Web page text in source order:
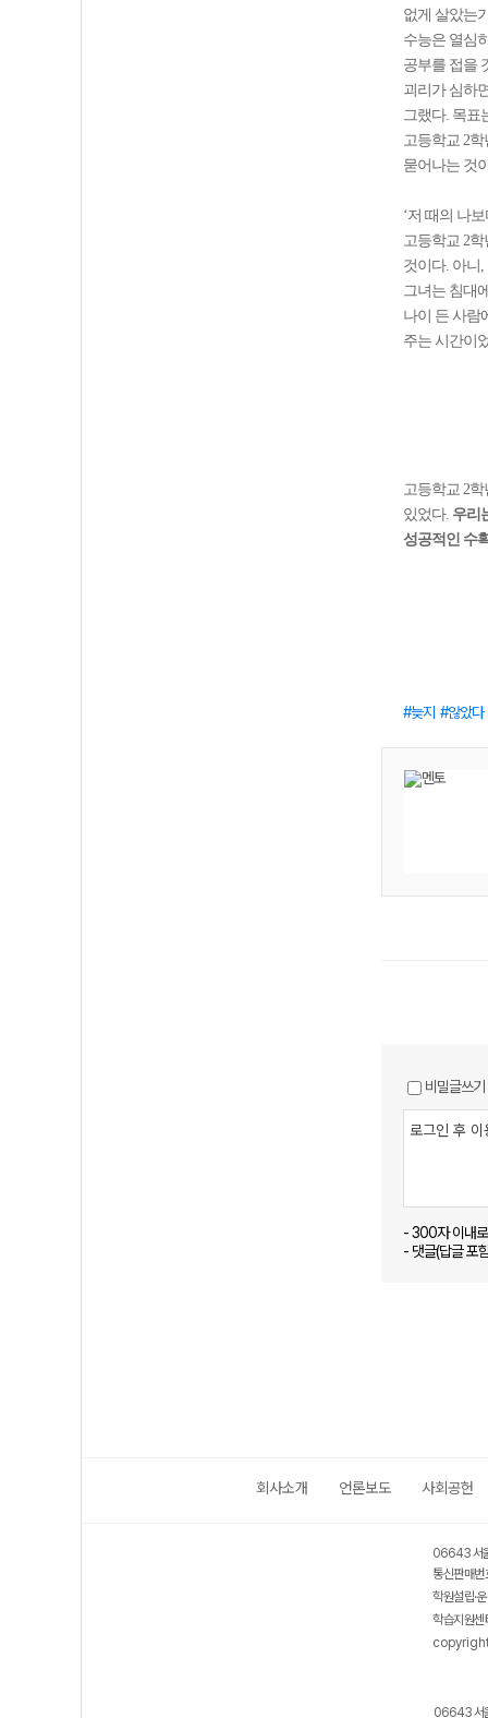
없게 살았는
수능은 열심
공부를 접을
괴리가 심하
그랬다. 목표
고등학교 2
묻어나는 것
‘저 때의 나
고등학교 2
것이다. 아니
그녀는 침대
나이 든 사람
주는 시간이
고등학교 2
있었다. 우리
성공적인 수
늦지 않았다
비밀글쓰기
- 300자 이내
- 댓글(답글 포
회사소개 언론보도 사회공헌
06643 서
통신판매
학원설립·
학습지원
06643 서